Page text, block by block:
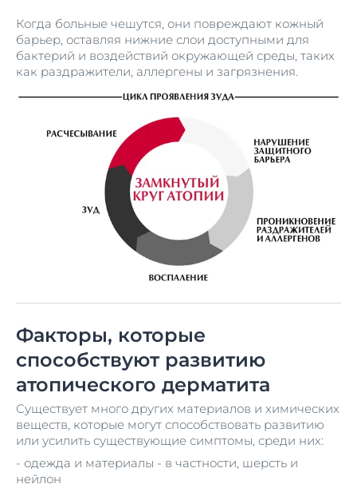
Когда больные чешутся, они повреждают кожный
барьер, оставляя нижние слои доступными для
бактерий и воздействий окружающей среды, таких
как раздражители, аллергены и загрязнения.
Факторы, которые
способствуют развитию
атопического дерматита
Существует много других материалов и химических
веществ, которые могут способствовать развитию
или усилить существующие симптомы, среди них:
- одежда и материалы - в частности, шерсть и
нейлон